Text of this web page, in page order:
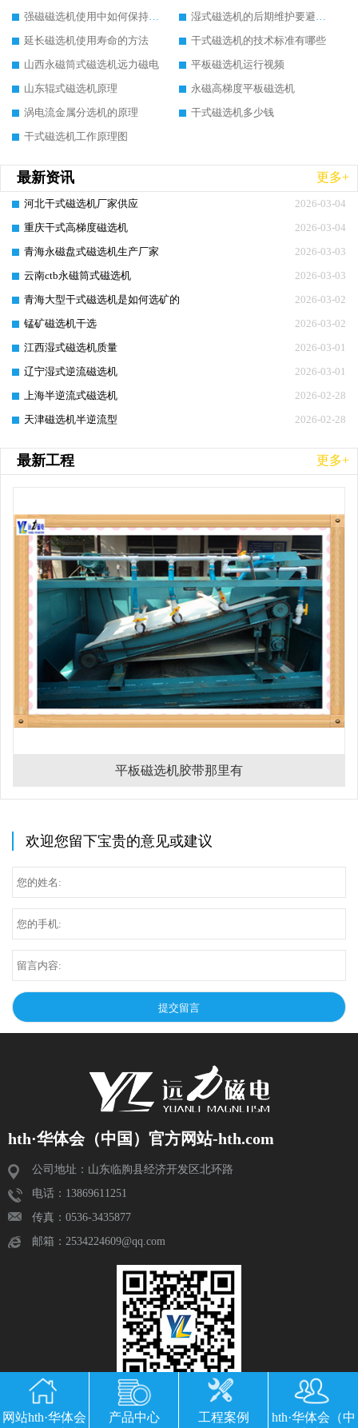
强磁磁选机使用中如何保持其顺畅运行
湿式磁选机的后期维护要避开哪些坑
延长磁选机使用寿命的方法
干式磁选机的技术标准有哪些
山西永磁筒式磁选机远力磁电
平板磁选机运行视频
山东辊式磁选机原理
永磁高梯度平板磁选机
涡电流金属分选机的原理
干式磁选机多少钱
干式磁选机工作原理图
最新资讯 更多+
2026-03-04
河北干式磁选机厂家供应
2026-03-04
重庆干式高梯度磁选机
2026-03-03
青海永磁盘式磁选机生产厂家
2026-03-03
云南ctb永磁筒式磁选机
2026-03-02
青海大型干式磁选机是如何选矿的
2026-03-02
锰矿磁选机干选
2026-03-01
江西湿式磁选机质量
2026-03-01
辽宁湿式逆流磁选机
2026-02-28
上海半逆流式磁选机
2026-02-28
天津磁选机半逆流型
最新工程 更多+
平板磁选机胶带那里有
欢迎您留下宝贵的意见或建议
hth·华体会（中国）官方网站-hth.com
公司地址：山东临朐县经济开发区北环路
电话：13869611251
传真：0536-3435877
邮箱：2534224609@qq.com
网站hth·华体会
产品中心 工程案例
hth·华体会（中